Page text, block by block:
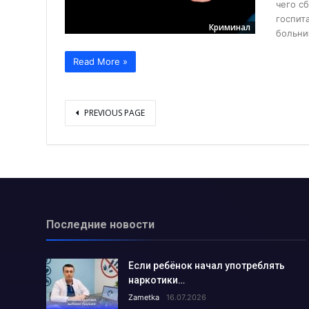
Откуда в Алмалыке взялся
Всё во имя интересов
Что делается для
Какие изменения произойдут
Ветераны благодарят за
Криминал
чего
Read More »
PREVIOUS PAGE
Последние новости
Если ребёнок начал употреблять
наркотики…
Zametka 16.07.2026